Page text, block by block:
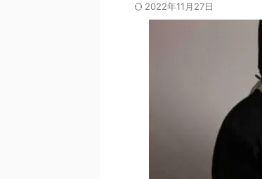
2022年11月27日